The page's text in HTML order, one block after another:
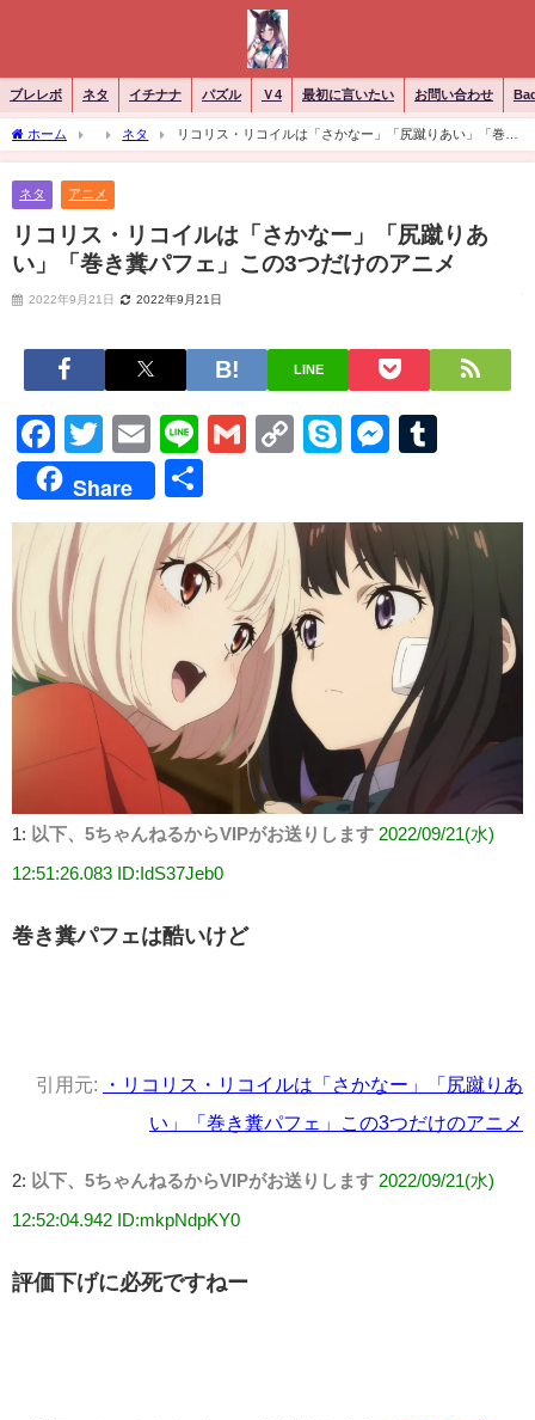
ブレレボ ネタ イチナナ パズル Ｖ4 最初に言いたい お問い合わせ
ホーム ネタ
リコリス・リコイルは「さかなー」「尻蹴りあい」「巻き
糞パフェ」この3つだけのアニメ
ネタ アニメ
リコリス・リコイルは「さかなー」「尻蹴りあ
い」「巻き糞パフェ」この3つだけのアニメ
2022年9月21日 2022年9月21日
LINE
Facebook
Twitter
EmailLineGmailCopySkype
Share
有
1: 以下、5ちゃんねるからVIPがお送りします 2022/09/21(水)
12:51:26.083 ID:IdS37Jeb0
巻き糞パフェは酷いけど
引用元:
・リコリス・リコイルは「さかなー」「尻蹴りあ
い」「巻き糞パフェ」この3つだけのアニメ
2: 以下、5ちゃんねるからVIPがお送りします 2022/09/21(水)
12:52:04.942 ID:mkpNdpKY0
評価下げに必死ですねー